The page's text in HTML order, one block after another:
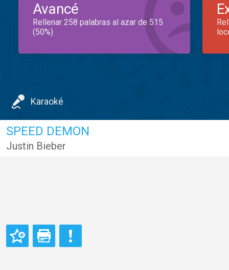
Avancé
Rellenar 258 palabras al azar de 515
(50%)
Karaoké
SPEED DEMON
Justin Bieber